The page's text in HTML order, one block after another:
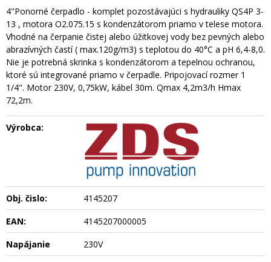
4"Ponorné čerpadlo - komplet pozostávajúci s hydrauliky QS4P 3-
13 , motora O2.075.15 s kondenzátorom priamo v telese motora.
Vhodné na čerpanie čistej alebo úžitkovej vody bez pevných alebo
abrazívných častí ( max.120g/m3) s teplotou do 40°C a pH 6,4-8,0.
Nie je potrebná skrinka s kondenzátorom a tepelnou ochranou,
ktoré sú integrované priamo v čerpadle. Pripojovací rozmer 1
1/4". Motor 230V, 0,75kW, kábel 30m. Qmax 4,2m3/h Hmax
72,2m.
Výrobca:
Obj. čislo:
4145207
EAN:
4145207000005
Napájanie
230V